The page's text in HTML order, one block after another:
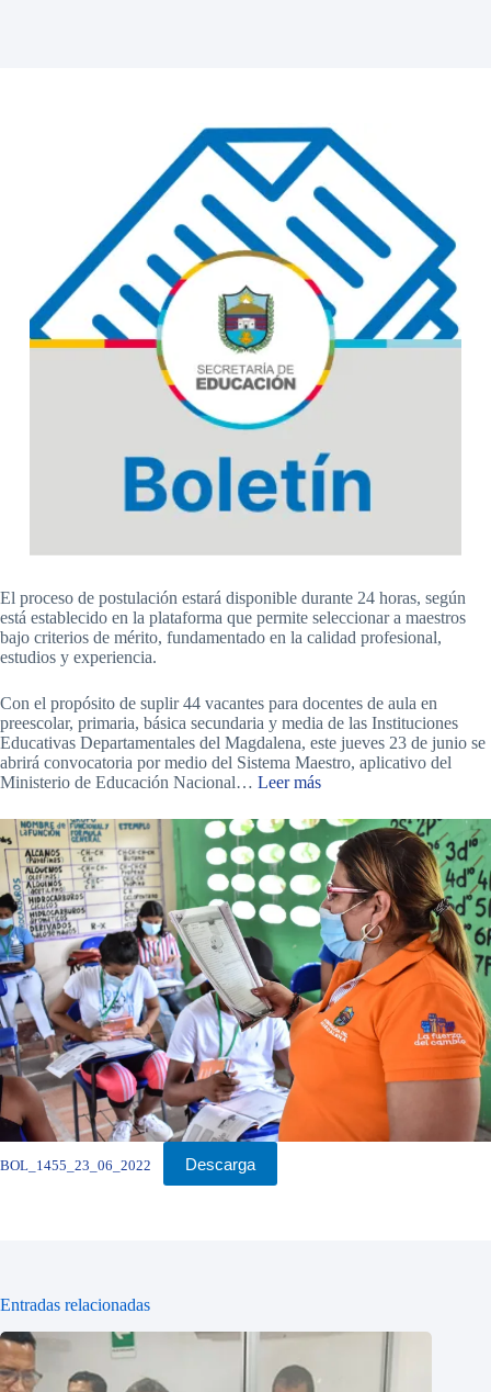
El proceso de postulación estará disponible durante 24 horas, según
está establecido en la plataforma que permite seleccionar a maestros
bajo criterios de mérito, fundamentado en la calidad profesional,
estudios y experiencia.
Con el propósito de suplir 44 vacantes para docentes de aula en
preescolar, primaria, básica secundaria y media de las Instituciones
Educativas Departamentales del Magdalena, este jueves 23 de junio se
abrirá convocatoria por medio del Sistema Maestro, aplicativo del
Ministerio de Educación Nacional… Leer más
BOL_1455_23_06_2022 Descarga
Entradas relacionadas